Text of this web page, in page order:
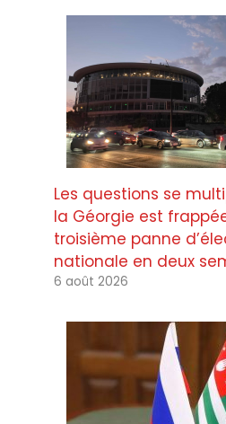
Les questions se
la Géorgie est
troisième panne
nationale en deux
6 août 2026